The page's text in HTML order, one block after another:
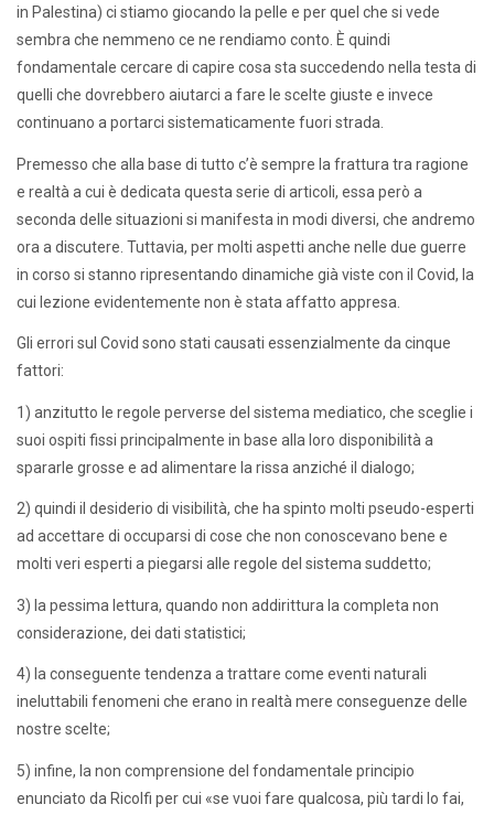
in Palestina) ci stiamo giocando la pelle e per quel che si vede
sembra che nemmeno ce ne rendiamo conto. È quindi
fondamentale cercare di capire cosa sta succedendo nella testa di
quelli che dovrebbero aiutarci a fare le scelte giuste e invece
continuano a portarci sistematicamente fuori strada.
Premesso che alla base di tutto c’è sempre la frattura tra ragione
e realtà a cui è dedicata questa serie di articoli, essa però a
seconda delle situazioni si manifesta in modi diversi, che andremo
ora a discutere. Tuttavia, per molti aspetti anche nelle due guerre
in corso si stanno ripresentando dinamiche già viste con il Covid, la
cui lezione evidentemente non è stata affatto appresa.
Gli errori sul Covid sono stati causati essenzialmente da cinque
fattori:
1) anzitutto le regole perverse del sistema mediatico, che sceglie i
suoi ospiti fissi principalmente in base alla loro disponibilità a
spararle grosse e ad alimentare la rissa anziché il dialogo;
2) quindi il desiderio di visibilità, che ha spinto molti pseudo-esperti
ad accettare di occuparsi di cose che non conoscevano bene e
molti veri esperti a piegarsi alle regole del sistema suddetto;
3) la pessima lettura, quando non addirittura la completa non
considerazione, dei dati statistici;
4) la conseguente tendenza a trattare come eventi naturali
ineluttabili fenomeni che erano in realtà mere conseguenze delle
nostre scelte;
5) infine, la non comprensione del fondamentale principio
enunciato da Ricolfi per cui «se vuoi fare qualcosa, più tardi lo fai,